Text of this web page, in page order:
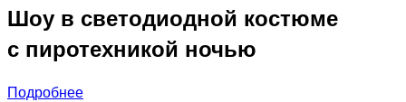
Шоу в светодиодной костюме
с пиротехникой ночью
Подробнее